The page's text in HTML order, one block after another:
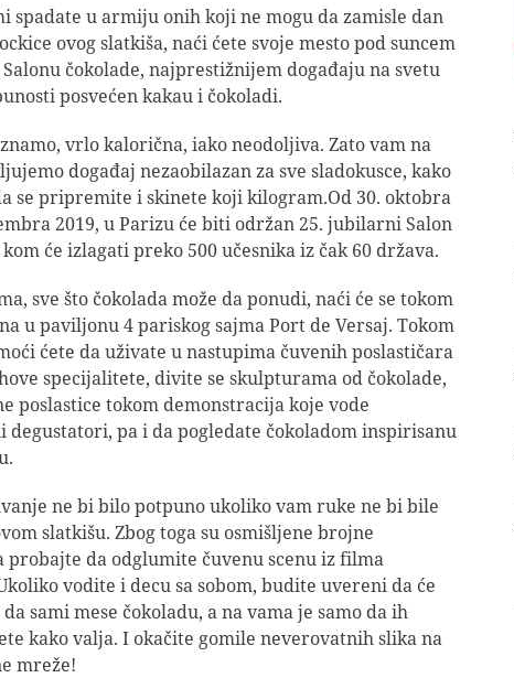
spadate u armiju onih koji ne mogu da zamisle dan
ovog slatkiša, naći ćete svoje mesto pod suncem
čokolade, najprestižnijem događaju na svetu
posvećen kakau i čokoladi.
vrlo kalorična, iako neodoljiva. Zato vam na
događaj nezaobilazan za sve sladokusce, kako
se pripremite i skinete koji kilogram.Od 30. oktobra
2019, u Parizu će biti održan 25. jubilarni Salon
će izlagati preko 500 učesnika iz čak 60 država.
sve što čokolada može da ponudi, naći će se tokom
u paviljonu 4 pariskog sajma Port de Versaj. Tokom
ćete da uživate u nastupima čuvenih poslastičara
specijalitete, divite se skulpturama od čokolade,
poslastice tokom demonstracija koje vode
degustatori, pa i da pogledate čokoladom inspirisanu
ne bi bilo potpuno ukoliko vam ruke ne bi bile
slatkišu. Zbog toga su osmišljene brojne
probajte da odglumite čuvenu scenu iz filma
vodite i decu sa sobom, budite uvereni da će
sami mese čokoladu, a na vama je samo da ih
kako valja. I okačite gomile neverovatnih slika na
mreže!